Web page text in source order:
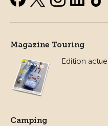
Magazine Touring
Edition
Camping